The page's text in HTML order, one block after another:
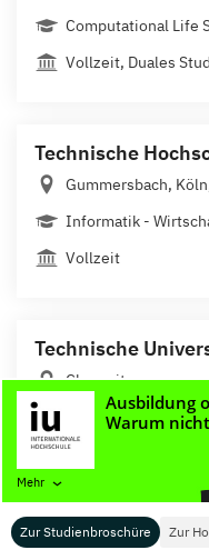
Zur Studienbroschüre Zur
Mehr
Computational Life
Vollzeit, Duales
Technische
Gummersbach,
Informatik -
Vollzeit
Technische
Chemnitz
Data Science
Vollzeit
Tomorrow